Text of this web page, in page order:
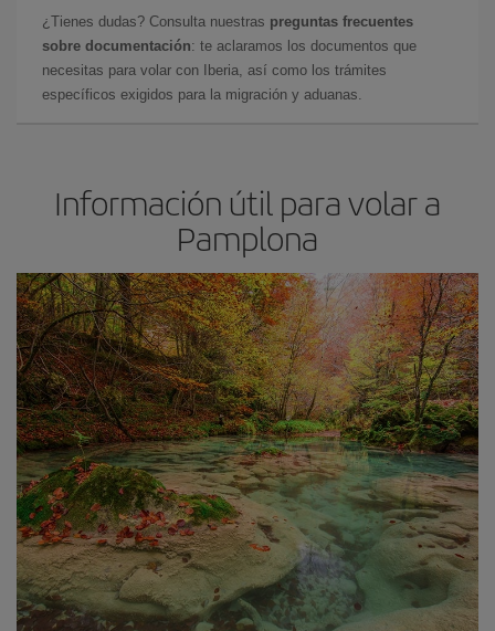
¿Tienes dudas? Consulta nuestras preguntas frecuentes
sobre documentación: te aclaramos los documentos que
necesitas para volar con Iberia, así como los trámites
específicos exigidos para la migración y aduanas.
Información útil para volar a
Pamplona